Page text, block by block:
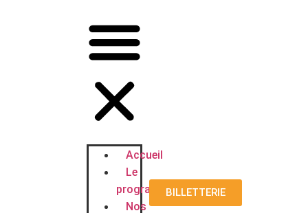
Accueil
Le
programme
Nos
BILLETTERIE